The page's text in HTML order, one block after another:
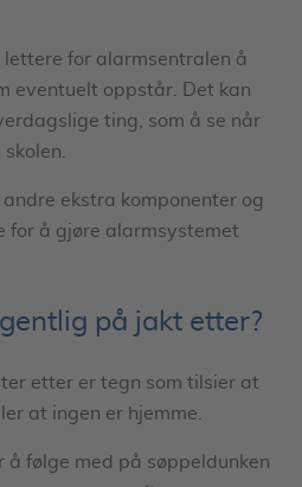
for alarmsentralen å
eventuelt oppstår. Det kan
ting, som å se når
andre ekstra komponenter og
for å gjøre alarmsystemet
på jakt etter?
etter er tegn som tilsier at
at ingen er hjemme.
å følge med på søppeldunken